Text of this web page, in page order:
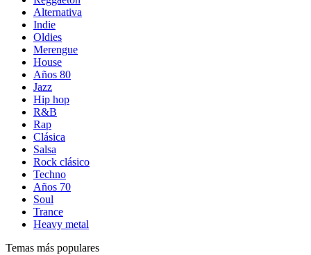
Alternativa
Indie
Oldies
Merengue
House
Años 80
Jazz
Hip hop
R&B
Rap
Clásica
Salsa
Rock clásico
Techno
Años 70
Soul
Trance
Heavy metal
Temas más populares